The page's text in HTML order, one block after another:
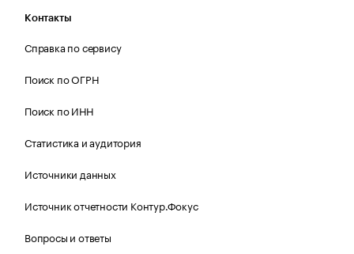
Контакты
Справка по сервису
Поиск по ОГРН
Поиск по ИНН
Статистика и аудитория
Источники данных
Источник отчетности Контур.Фокус
Вопросы и ответы